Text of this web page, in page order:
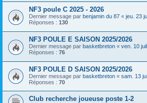
NF3 poule C 2025 - 2026
Dernier message par benjamin du 87 « jeu. 23
Réponses : 130
NF3 POULE E SAISON 2025/2026
Dernier message par basketbreton « ven. 10
Réponses : 76
NF3 POULE D SAISON 2025/2026
Dernier message par basketbreton « sam. 13
Réponses : 70
Club recherche joueuse poste 1-2